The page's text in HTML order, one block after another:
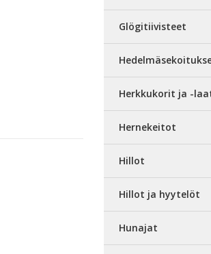
Glögitiivisteet
Herkkukorit ja -
Hernekeitot
Hillot
Hillot ja hyytelöt
Hunajat